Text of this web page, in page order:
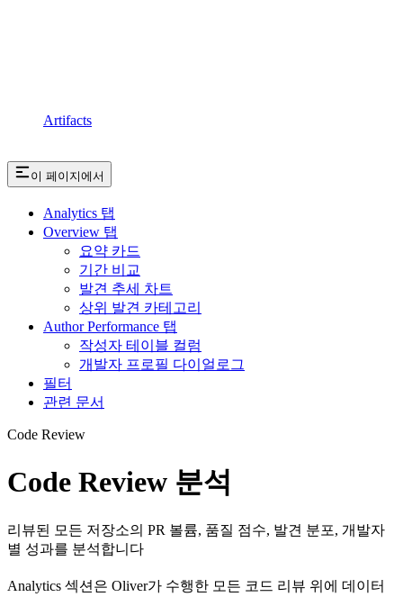
Artifacts
이 페이지에서
Analytics 탭
Overview 탭
요약 카드
기간 비교
발견 추세 차트
상위 발견 카테고리
Author Performance 탭
작성자 테이블 컬럼
개발자 프로필 다이얼로그
필터
관련 문서
Code Review
Code Review 분석
리뷰된 모든 저장소의 PR 볼륨, 품질 점수, 발견 분포, 개발자
별 성과를 분석합니다
Analytics 섹션은 Oliver가 수행한 모든 코드 리뷰 위에 데이터